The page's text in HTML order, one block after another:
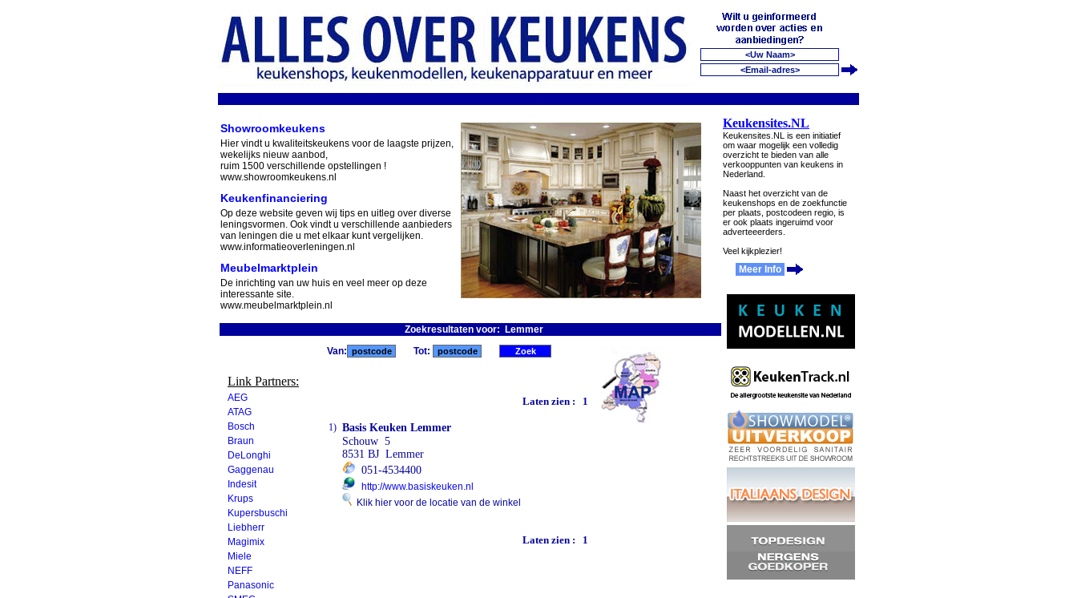
Showroomkeukens
Hier vindt u kwaliteitskeukens voor de laagste prijzen,
wekelijks nieuw aanbod,
ruim 1500 verschillende opstellingen !
www.showroomkeukens.nl
Keukenfinanciering
Op deze website geven wij tips en uitleg over diverse
leningsvormen. Ook vindt u verschillende aanbieders
van leningen die u met elkaar kunt vergelijken.
www.informatieoverleningen.nl
Meubelmarktplein
De inrichting van uw huis en veel meer op deze
interessante site.
www.meubelmarktplein.nl
Zoekresultaten voor: Lemmer
Link Partners:
AEG
ATAG
Bosch
Braun
DeLonghi
Gaggenau
Indesit
Krups
Kupersbuschi
Liebherr
Magimix
Miele
NEFF
Panasonic
Van: Tot:
Laten zien : 1
1) Basis Keuken Lemmer
Schouw 5
8531 BJ Lemmer
051-4534400
http://www.basiskeuken.nl
Klik hier voor de locatie van de winkel
Laten zien : 1
Keukensites.NL
Keukensites.NL is een initiatief
om waar mogelijk een volledig
overzicht te bieden van alle
verkooppunten van keukens in
Nederland.
Naast het overzicht van de
keukenshops en de zoekfunctie
per plaats, postcodeen regio, is
er ook plaats ingeruimd voor
adverteeerders.
Veel kijkplezier!
Meer Info